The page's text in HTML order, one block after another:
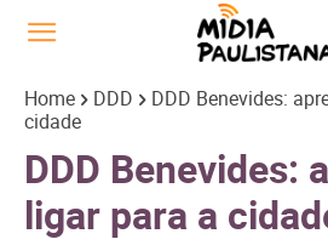
Home DDD
DDD Benevides:
cidade
DDD Benevides:
ligar para a